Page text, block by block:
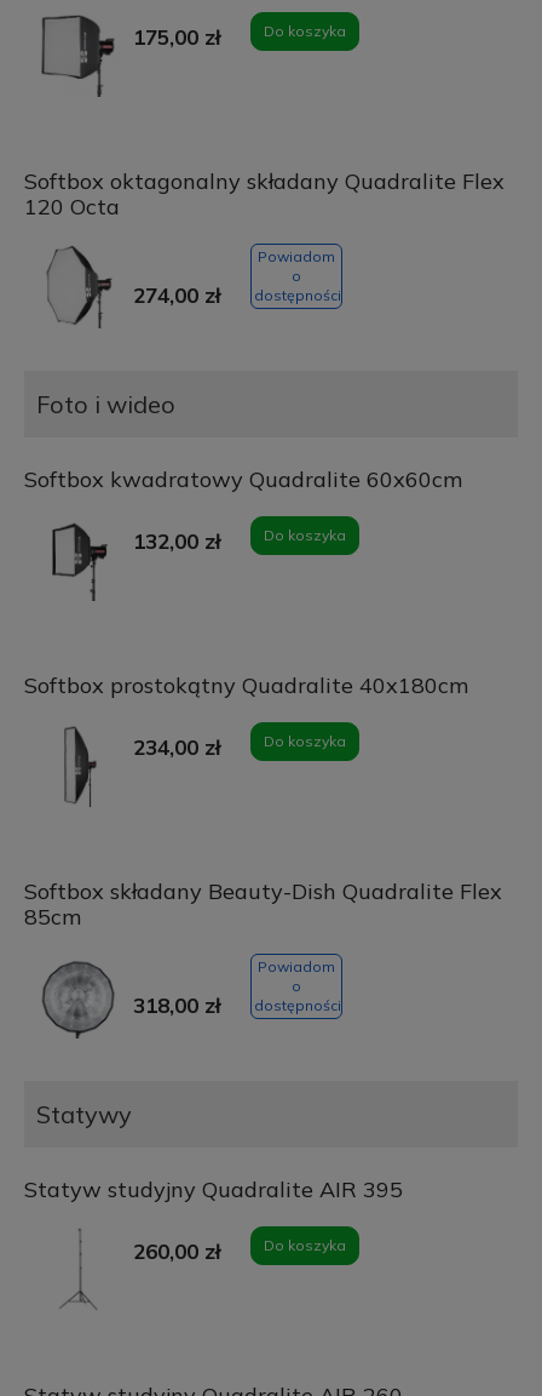
175,00 zł Do koszyka
Softbox oktagonalny składany Quadralite Flex
120 Octa
274,00 zł
Powiadom
o
dostępności
Foto i wideo
Softbox kwadratowy Quadralite 60x60cm
132,00 zł Do koszyka
Softbox prostokątny Quadralite 40x180cm
234,00 zł Do koszyka
Softbox składany Beauty-Dish Quadralite Flex
85cm
318,00 zł
Powiadom
o
dostępności
Statywy
Statyw studyjny Quadralite AIR 395
260,00 zł Do koszyka